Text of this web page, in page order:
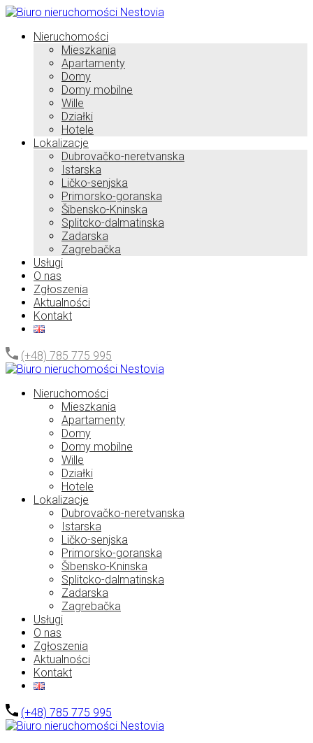
Nieruchomości
Mieszkania
Apartamenty
Domy
Domy mobilne
Wille
Działki
Hotele
Lokalizacje
Dubrovačko-neretvanska
Istarska
Ličko-senjska
Primorsko-goranska
Šibensko-Kninska
Splitcko-dalmatinska
Zadarska
Zagrebačka
Usługi
O nas
Zgłoszenia
Aktualności
Kontakt
(+48) 785 775 995
Nieruchomości
Mieszkania
Apartamenty
Domy
Domy mobilne
Wille
Działki
Hotele
Lokalizacje
Dubrovačko-neretvanska
Istarska
Ličko-senjska
Primorsko-goranska
Šibensko-Kninska
Splitcko-dalmatinska
Zadarska
Zagrebačka
Usługi
O nas
Zgłoszenia
Aktualności
Kontakt
(+48) 785 775 995